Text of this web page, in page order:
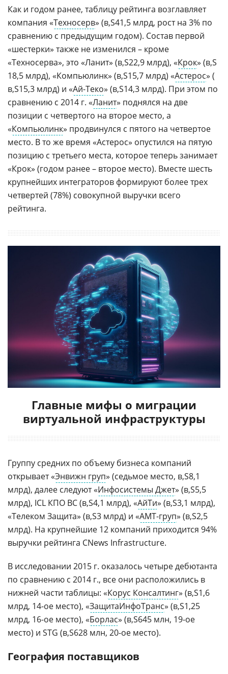
Как и годом ранее, таблицу рейтинга возглавляет
компания «Техносерв» (
41,5 млрд, рост на 3% по
сравнению с предыдущим годом). Состав первой
«шестерки» также не изменился – кроме
«Техносерва», это «Ланит» (
22,9 млрд), «Крок» (
18,5 млрд), «Компьюлинк» (
15,7 млрд) «Астерос» (
15,3 млрд) и «Ай-Теко» (
14,3 млрд). При этом по
сравнению с 2014 г. «Ланит» поднялся на две
позиции с четвертого на второе место, а
«Компьюлинк» продвинулся с пятого на четвертое
место. В то же время «Астерос» опустился на пятую
позицию с третьего места, которое теперь занимает
«Крок» (годом ранее – второе место). Вместе шесть
крупнейших интеграторов формируют более трех
четвертей (78%) совокупной выручки всего
рейтинга.
Главные мифы о миграции
виртуальной инфраструктуры
Группу средних по объему бизнеса компаний
открывает «Энвижн груп» (седьмое место,
8,1
млрд), далее следуют «Инфосистемы Джет» (
5,5
млрд), ICL КПО ВС (
4,1 млрд), «АйТи» (
3,1 млрд),
«Телеком Защита» (
3 млрд) и «АМТ-груп» (
2,5
млрд). На крупнейшие 12 компаний приходится 94%
выручки рейтинга CNews Infrastructure.
В исследовании 2015 г. оказалось четыре дебютанта
по сравнению с 2014 г., все они расположились в
нижней части таблицы: «Корус Консалтинг» (
1,6
млрд, 14-ое место), «ЗащитаИнфоТранс» (
1,25
млрд, 16-ое место), «Борлас» (
645 млн, 19-ое
место) и STG (
628 млн, 20-ое место).
География поставщиков